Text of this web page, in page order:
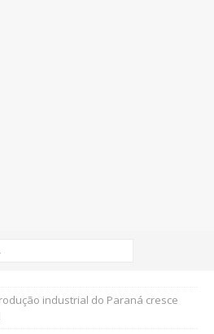
industrial do Paraná cresce